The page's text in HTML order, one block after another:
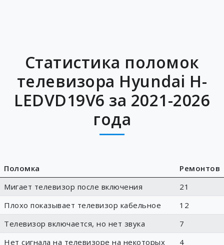
Статистика поломок
телевизора Hyundai H-
LEDVD19V6 за 2021-2026
года
Поломка
Ремонтов
Мигает телевизор после включения
21
Плохо показывает телевизор кабельное
12
Телевизор включается, но нет звука
7
Нет сигнала на телевизоре на некоторых
4